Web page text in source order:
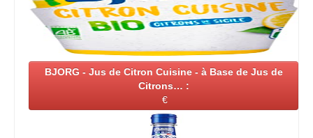
BJORG - Jus de Citron Cuisine - à Base de Jus de
Citrons… :
€